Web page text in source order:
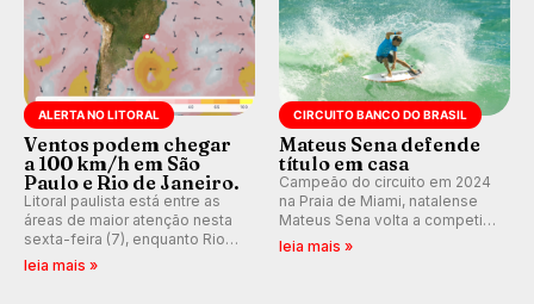
ALERTA NO LITORAL
Ventos podem chegar
a 100 km/h em São
Paulo e Rio de Janeiro.
Litoral paulista está entre as
áreas de maior atenção nesta
sexta-feira (7), enquanto Rio
de Janeiro também recebe
alerta para ventos fortes.
leia mais »
CIRCUITO BANCO DO BRASIL
Mateus Sena defende
título em casa
Campeão do circuito em 2024
na Praia de Miami, natalense
Mateus Sena volta a competir
em casa em busca de manter a
hegemonia potiguar em etapa
leia mais »